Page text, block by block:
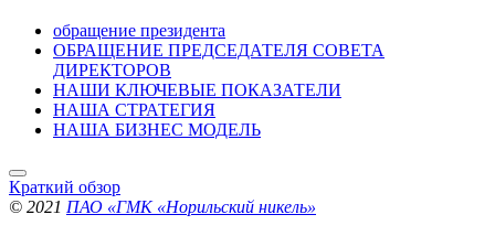
обращение президента
ОБРАЩЕНИЕ ПРЕДСЕДАТЕЛЯ СОВЕТА
ДИРЕКТОРОВ
НАШИ КЛЮЧЕВЫЕ ПОКАЗАТЕЛИ
НАША СТРАТЕГИЯ
НАША БИЗНЕС МОДЕЛЬ
Краткий обзор
© 2021 ПАО «ГМК «Норильский никель»